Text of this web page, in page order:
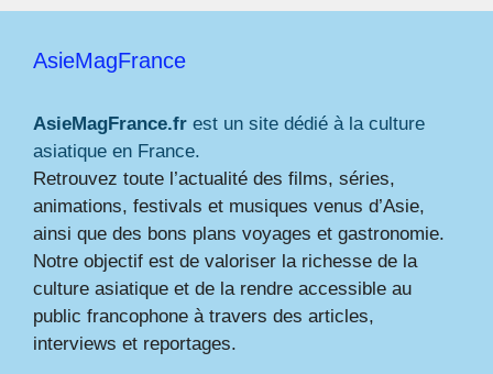
AsieMagFrance
AsieMagFrance.fr est un site dédié à la culture
asiatique en France.
Retrouvez toute l’actualité des films, séries,
animations, festivals et musiques venus d’Asie,
ainsi que des bons plans voyages et gastronomie.
Notre objectif est de valoriser la richesse de la
culture asiatique et de la rendre accessible au
public francophone à travers des articles,
interviews et reportages.